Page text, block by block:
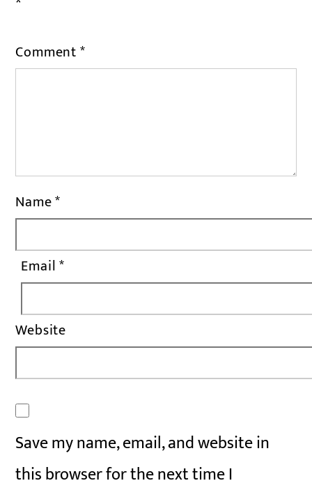
Comment*
Name*
Email*
Website
Save my name, email, and website in
this browser for the next time I